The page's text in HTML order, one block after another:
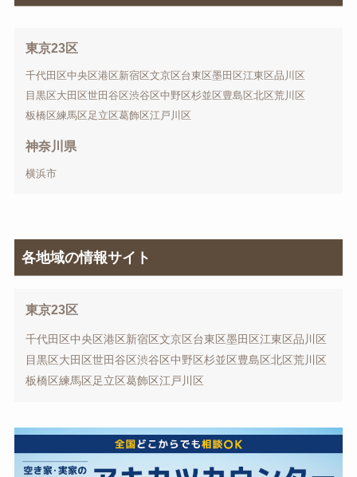
東京23区
千代田区中央区港区新宿区文京区台東区墨田区江東区品川区
目黒区大田区世田谷区渋谷区中野区杉並区豊島区北区荒川区
板橋区練馬区 足立区葛飾区江戸川区
神奈川県
横浜市
各地域の情報サイト
東京23区
千代田区中央区港区新宿区文京区台東区墨田区江東区品川区
目黒区大田区世田谷区渋谷区中野区杉並区豊島区北区荒川区
板橋区練馬区足立区葛飾区江戸川区